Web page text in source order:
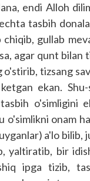
endi Alloh
tasbih
gullab
agar qunt bilan
tizsang
ekan. Shu-
o'simligini
o'simlikni onam
a'lo bilib,
yaltiratib, bir
ipga tizib,